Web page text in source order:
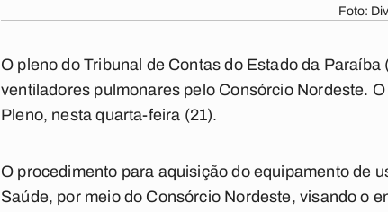
Foto:
O pleno do Tribunal de Contas do Estado da
ventiladores pulmonares pelo Consórcio Nordeste.
Pleno, nesta quarta-feira (21).
O procedimento para aquisição do equipamento de
Saúde, por meio do Consórcio Nordeste, visando o